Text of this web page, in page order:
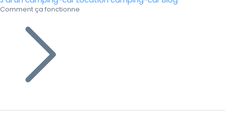
Comment ça fonctionne